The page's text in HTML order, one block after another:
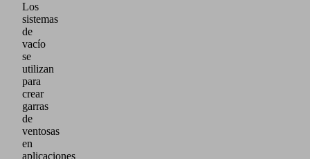
Los
sistemas
de
vacío
se
utilizan
para
crear
garras
de
ventosas
en
aplicaciones